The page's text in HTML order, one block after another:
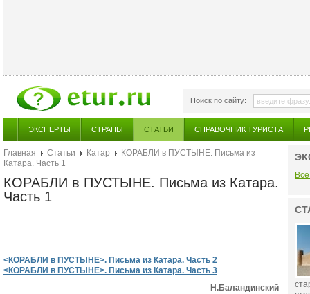
Поиск по сайту:
ЭКСПЕРТЫ СТРАНЫ СТАТЬИ СПРАВОЧНИК ТУРИСТА
Главная Статьи Катар
КОРАБЛИ в ПУСТЫНЕ. Письма из
Катара. Часть 1
КОРАБЛИ в ПУСТЫНЕ. Письма из Катара.
Часть 1
<КОРАБЛИ в ПУСТЫНЕ>. Письма из Катара. Часть 2
<КОРАБЛИ в ПУСТЫНЕ>. Письма из Катара. Часть 3
Н.Баландинский